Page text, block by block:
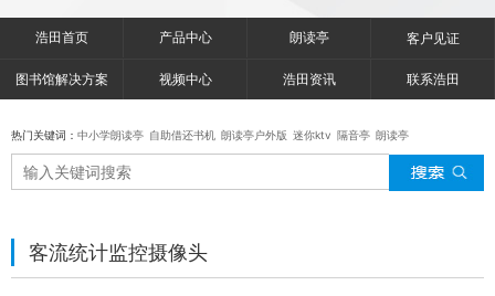
浩田首页 产品中心 朗读亭 客户见证
图书馆解决方案 视频中心 浩田资讯 联系浩田
热门关键词： 中小学朗读亭 自助借还书机 朗读亭户外版 迷你ktv 隔音亭 朗读亭
客流统计监控摄像头